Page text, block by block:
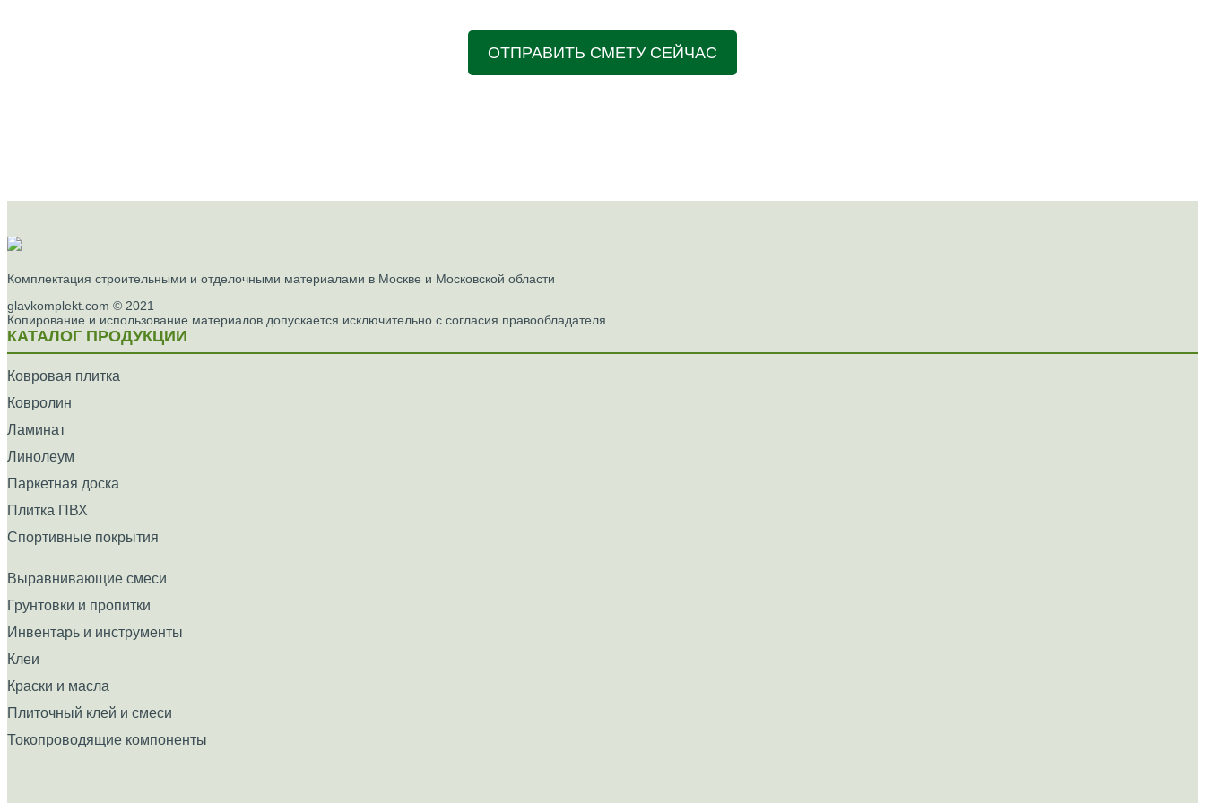
ОТПРАВИТЬ СМЕТУ СЕЙЧАС
Комплектация строительными и отделочными материалами в Москве и Московской области
glavkomplekt.com © 2021
Копирование и использование материалов допускается исключительно с согласия правообладателя.
КАТАЛОГ ПРОДУКЦИИ
Ковровая плитка
Ковролин
Ламинат
Линолеум
Паркетная доска
Плитка ПВХ
Спортивные покрытия
Выравнивающие смеси
Грунтовки и пропитки
Инвентарь и инструменты
Клеи
Краски и масла
Плиточный клей и смеси
Токопроводящие компоненты